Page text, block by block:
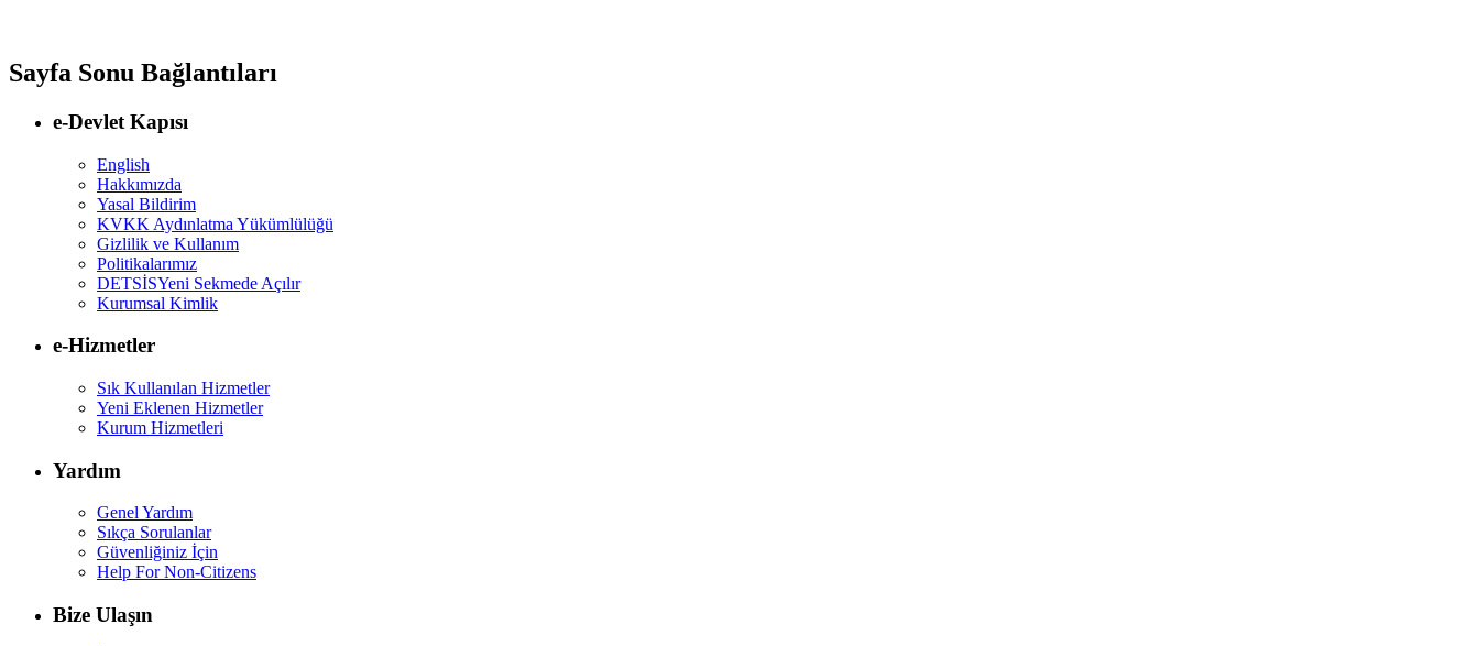
Sayfa Sonu Bağlantıları
e-Devlet Kapısı
English
Hakkımızda
Yasal Bildirim
KVKK Aydınlatma Yükümlülüğü
Gizlilik ve Kullanım
Politikalarımız
DETSİSYeni Sekmede Açılır
Kurumsal Kimlik
e-Hizmetler
Sık Kullanılan Hizmetler
Yeni Eklenen Hizmetler
Kurum Hizmetleri
Yardım
Genel Yardım
Sıkça Sorulanlar
Güvenliğiniz İçin
Help For Non-Citizens
Bize Ulaşın